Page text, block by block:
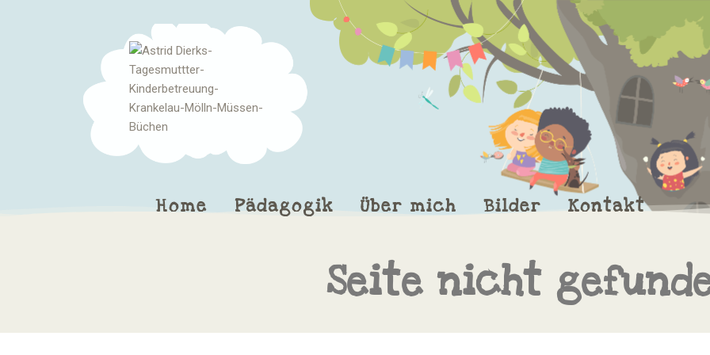
Home Pädagogik Über mich Bilder Kontakt
Seite nicht